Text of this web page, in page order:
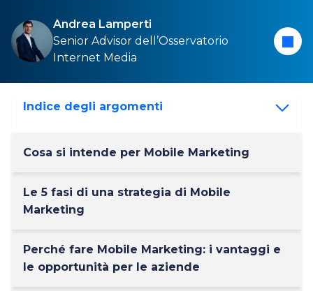
Andrea Lamperti
Senior Advisor dell’Osservatorio
Internet Media
Indice degli argomenti
Cosa si intende per Mobile Marketing
Le 5 fasi di una strategia di Mobile
Marketing
Perché fare Mobile Marketing: i vantaggi e
le opportunità per le aziende